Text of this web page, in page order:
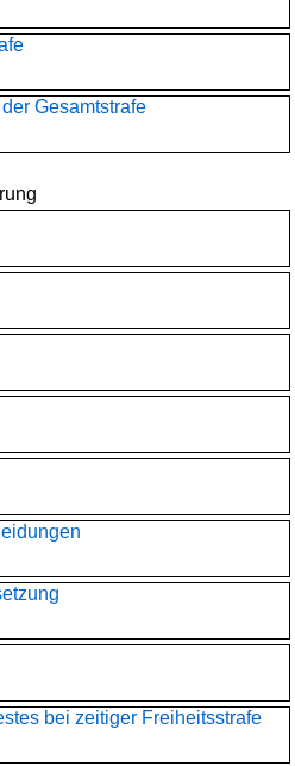
Gesamtstrafe
bei zeitiger Freiheitsstrafe